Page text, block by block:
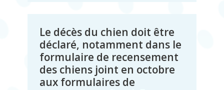
Le décès du chien doit être
déclaré, notamment dans le
formulaire de recensement
des chiens joint en octobre
aux formulaires de